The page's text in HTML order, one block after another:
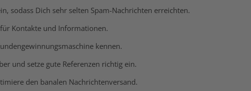
sodass Dich sehr selten Spam-Nachrichten erreichten.
Kontakte und Informationen.
kennen.
und setze gute Referenzen richtig ein.
den banalen Nachrichtenversand.